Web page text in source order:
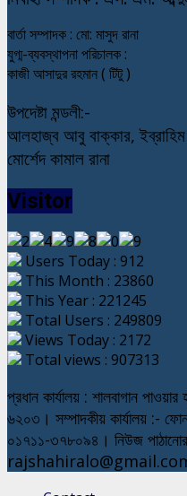
বার্তা সম্পাদক : মো: মাসুদ রানা
যুগ্ম-ব্যবস্থাপনা পরিচালক :
কাজী আসাদুর রহমান ( টিটু )
উপদেষ্টা মন্ডলী:-
আলহাজ্ব আবু বাক্কার, ইব্রাহিম
মোর্শেদ কামাল রানা
Visitor
Users Today : 912
This Month : 23860
This Year : 221245
Total Users : 249809
Views Today : 2172
Total views : 907313
প্রধান কার্যালয় : শালবাগান
৬২০৩। সম্পাদকীয় কার্যালয় :-
০১৭১১-৩৭৮০৯৪। নিউজ পাঠানোর